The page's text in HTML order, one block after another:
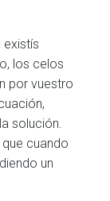
existís
los celos
por vuestro
solución.
cuando
un